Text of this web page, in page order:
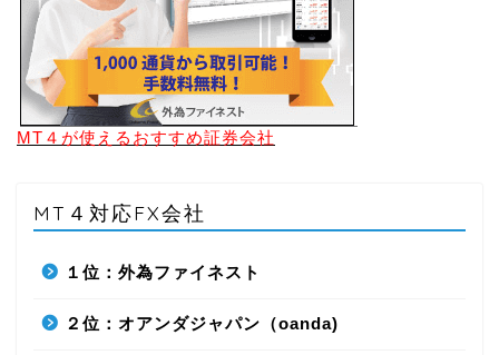
MT４が使えるおすすめ証券会社
MT４対応FX会社
１位：外為ファイネスト
２位：オアンダジャパン（oanda)